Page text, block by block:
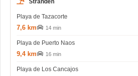
Stranden
Playa de Tazacorte
7,6 km 14 min
Playa de Puerto Naos
9,4 km 16 min
Playa de Los Cancajos